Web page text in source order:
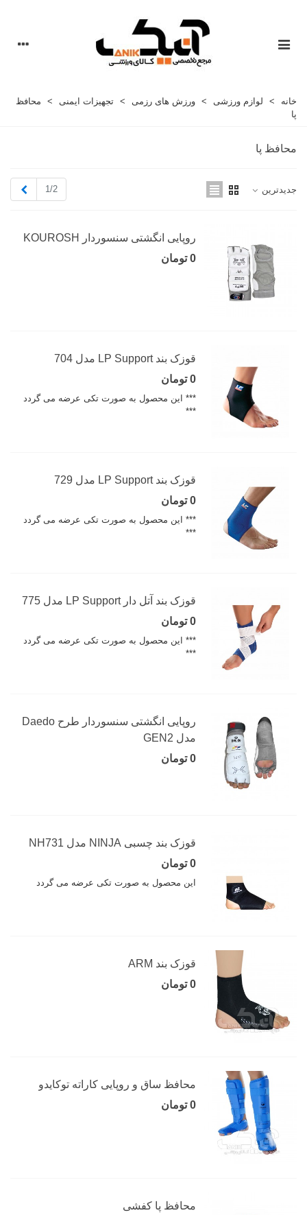
خانه > لوازم ورزشی > ورزش های رزمی > تجهیزات ایمنی >
محافظ
پا
محافظ پا
جدیدترین 1/2
روپایی انگشتی سنسوردار KOUROSH
0 تومان
قوزک بند LP Support مدل 704
0 تومان
*** این محصول به صورت تکی عرضه می گردد
***
قوزک بند LP Support مدل 729
0 تومان
*** این محصول به صورت تکی عرضه می گردد
***
قوزک بند آتل دار LP Support مدل 775
0 تومان
*** این محصول به صورت تکی عرضه می گردد
***
روپایی انگشتی سنسوردار طرح Daedo
مدل GEN2
0 تومان
قوزک بند چسبی NINJA مدل NH731
0 تومان
این محصول به صورت تکی عرضه می گردد
قوزک بند ARM
0 تومان
محافظ ساق و روپایی کاراته توکایدو
0 تومان
محافظ پا کفشی